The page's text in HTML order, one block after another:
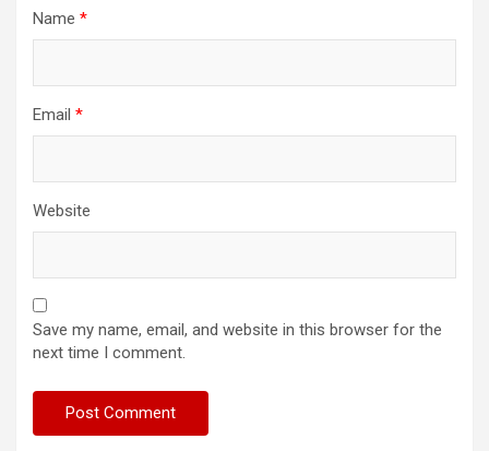
Name *
Email *
Website
Save my name, email, and website in this browser for the
next time I comment.